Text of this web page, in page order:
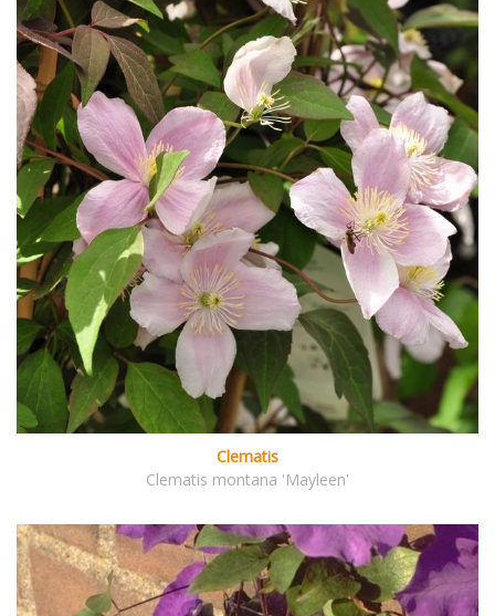
Clematis
Clematis montana 'Mayleen'